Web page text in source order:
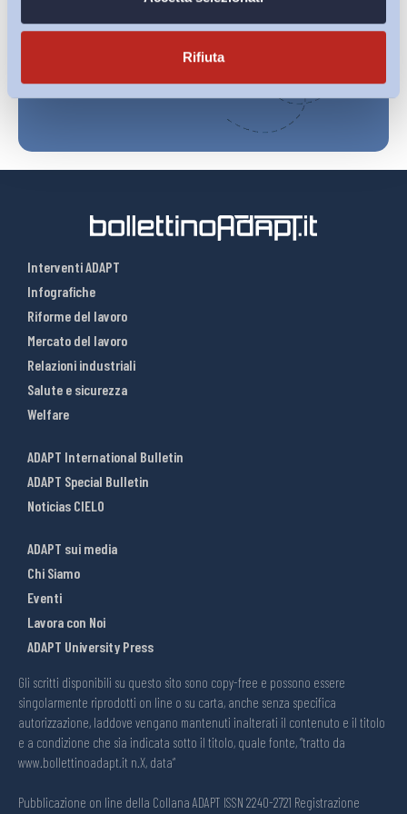
Rifiuta
Privacy Policy
Interventi ADAPT
Infografiche
Riforme del lavoro
Mercato del lavoro
Relazioni industriali
Salute e sicurezza
Welfare
ADAPT International Bulletin
ADAPT Special Bulletin
Noticias CIELO
ADAPT sui media
Chi Siamo
Eventi
Lavora con Noi
ADAPT University Press
Gli scritti disponibili su questo sito sono copy-free e possono essere
singolarmente riprodotti on line o su carta, anche senza specifica
autorizzazione, laddove vengano mantenuti inalterati il contenuto e il titolo
e a condizione che sia indicata sotto il titolo, quale fonte, “tratto da
www.bollettinoadapt.it n.X, data“
Pubblicazione on line della Collana ADAPT ISSN 2240-2721 Registrazione